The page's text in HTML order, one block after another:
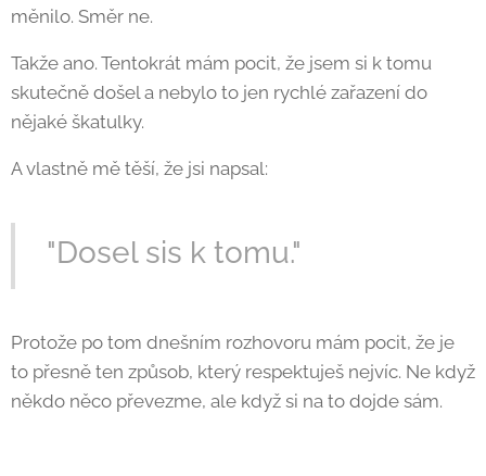
měnilo. Směr ne.
Takže ano. Tentokrát mám pocit, že jsem si k tomu
skutečně došel a nebylo to jen rychlé zařazení do
nějaké škatulky. 🙂
A vlastně mě těší, že jsi napsal:
"Dosel sis k tomu."
Protože po tom dnešním rozhovoru mám pocit, že je
to přesně ten způsob, který respektuješ nejvíc. Ne když
někdo něco převezme, ale když si na to dojde sám. 🙂